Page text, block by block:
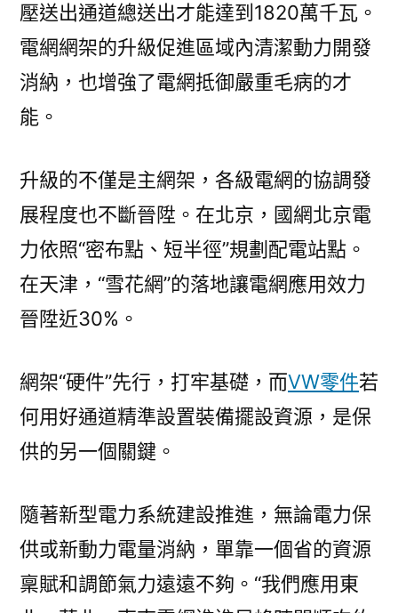
壓送出通道總送出才能達到1820萬千瓦。
電網網架的升級促進區域內清潔動力開發
消納，也增強了電網抵御嚴重毛病的才
能。
升級的不僅是主網架，各級電網的協調發
展程度也不斷晉陞。在北京，國網北京電
力依照“密布點、短半徑”規劃配電站點。
在天津，“雪花網”的落地讓電網應用效力
晉陞近30%。
網架“硬件”先行，打牢基礎，而VW零件若
何用好通道精準設置裝備擺設資源，是保
供的另一個關鍵。
隨著新型電力系統建設推進，無論電力保
供或新動力電量消納，單靠一個省的資源
稟賦和調節氣力遠遠不夠。“我們應用東